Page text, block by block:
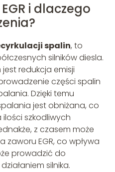
i dlaczego
spalin, to
silników diesla.
redukcja emisji
części spalin
Dzięki temu
jest obniżana, co
szkodliwych
z czasem może
EGR, co wpływa
prowadzić do
silnika.